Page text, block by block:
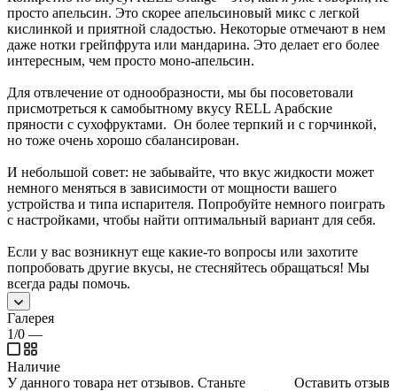
просто апельсин. Это скорее апельсиновый микс с легкой
кислинкой и приятной сладостью. Некоторые отмечают в нем
даже нотки грейпфрута или мандарина. Это делает его более
интересным, чем просто моно-апельсин.
Для отвлечение от однообразности, мы бы посоветовали
присмотреться к самобытному вкусу RELL Арабские
пряности с сухофруктами. Он более терпкий и с горчинкой,
но тоже очень хорошо сбалансирован.
И небольшой совет: не забывайте, что вкус жидкости может
немного меняться в зависимости от мощности вашего
устройства и типа испарителя. Попробуйте немного поиграть
с настройками, чтобы найти оптимальный вариант для себя.
Если у вас возникнут еще какие-то вопросы или захотите
попробовать другие вкусы, не стесняйтесь обращаться! Мы
всегда рады помочь.
Галерея
1/0 —
Наличие
Оставить отзыв
У данного товара нет отзывов. Станьте